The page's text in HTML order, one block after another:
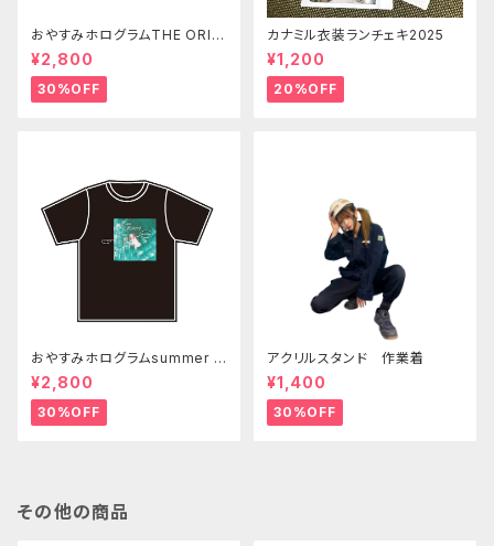
おやすみホログラムTHE ORIGI
N Tシャツ 白
¥2,800
30%OFF
カナミル衣装ランチェキ2025
¥1,200
20%OFF
おやすみホログラムsummer T
シャツ
¥2,800
30%OFF
アクリルスタンド 作業着
¥1,400
30%OFF
その他の商品